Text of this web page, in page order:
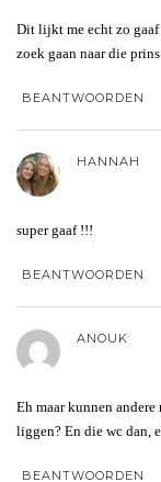
Dit lijkt me echt zo gaaf
zoek gaan naar die
BEANTWOORDEN
HANNAH
super gaaf !!!
BEANTWOORDEN
ANOUK
Eh maar kunnen
liggen? En die wc dan,
BEANTWOORDEN